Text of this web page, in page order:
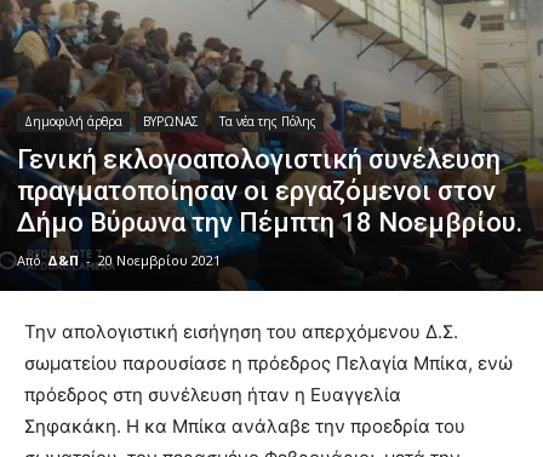
Δημοφιλή άρθρα ΒΥΡΩΝΑΣ Τα νέα της Πόλης
Γενική εκλογοαπολογιστική συνέλευση
πραγματοποίησαν οι εργαζόμενοι στον
Δήμο Βύρωνα την Πέμπτη 18 Νοεμβρίου.
Από Δ&Π - 20 Νοεμβρίου 2021
lesbians
cam
show.desi
Την απολογιστική εισήγηση του απερχόμενου Δ.Σ.
σωματείου παρουσίασε η πρόεδρος Πελαγία Μπίκα, ενώ
πρόεδρος στη συνέλευση ήταν η Ευαγγελία
Σηφακάκη. Η κα Μπίκα ανάλαβε την προεδρία του